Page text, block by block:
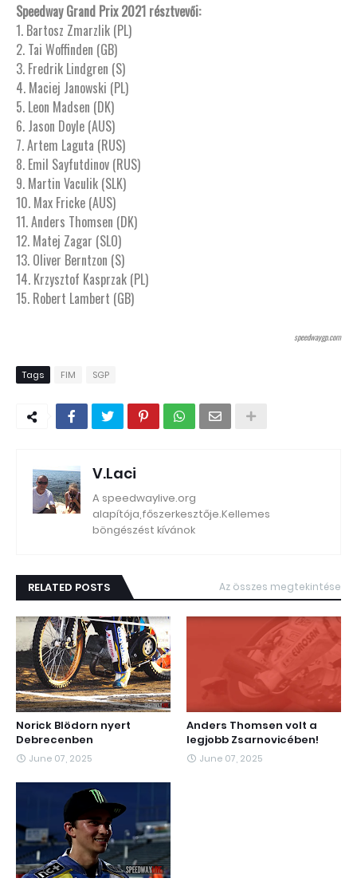
Speedway Grand Prix 2021 résztvevői:
1. Bartosz Zmarzlik (PL)
2. Tai Woffinden (GB)
3. Fredrik Lindgren (S)
4. Maciej Janowski (PL)
5. Leon Madsen (DK)
6. Jason Doyle (AUS)
7. Artem Laguta (RUS)
8. Emil Sayfutdinov (RUS)
9. Martin Vaculik (SLK)
10. Max Fricke (AUS)
11. Anders Thomsen (DK)
12. Matej Zagar (SLO)
13. Oliver Berntzon (S)
14. Krzysztof Kasprzak (PL)
15. Robert Lambert (GB)
speedwaygp.com
Tags FIM SGP
V.Laci
A speedwaylive.org
alapítója,főszerkesztője.Kellemes
böngészést kívánok
RELATED POSTS Az összes megtekintése
Norick Blödorn nyert
Debrecenben
June 07, 2025
Anders Thomsen volt a
legjobb Zsarnovicében!
June 07, 2025